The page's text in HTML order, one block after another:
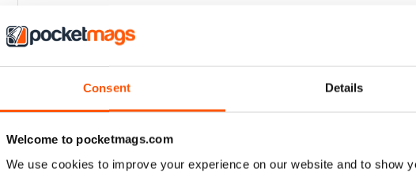
Consent Details
Welcome to pocketmags.com
We use cookies to improve your experience on our website and to show
EDIZIONI INDIETRO